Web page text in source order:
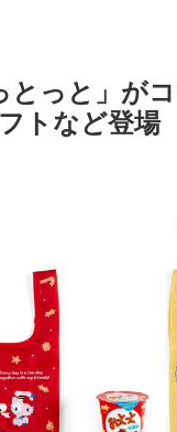
とっと」が
トなど登場